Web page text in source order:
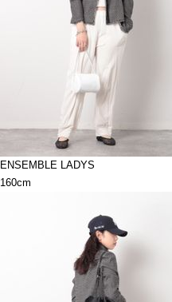
ENSEMBLE LADYS
160cm